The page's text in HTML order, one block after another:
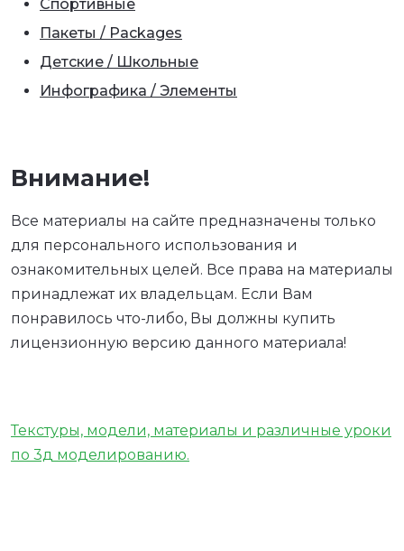
Спортивные
Пакеты / Packages
Детские / Школьные
Инфографика / Элементы
Внимание!
Все материалы на сайте предназначены только
для персонального использования и
ознакомительных целей. Все права на материалы
принадлежат их владельцам. Если Вам
понравилось что-либо, Вы должны купить
лицензионную версию данного материала!
Текстуры, модели, материалы и различные уроки
по 3д моделированию.